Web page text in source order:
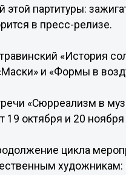
этой партитуры:
в пресс-релизе.
«История
и «Формы в
«Сюрреализм в
19 октября и 20
цикла